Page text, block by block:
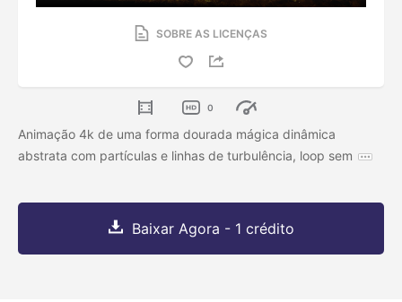
SOBRE AS LICENÇAS
0
Animação 4k de uma forma dourada mágica dinâmica
abstrata com partículas e linhas de turbulência, loop sem
Baixar Agora - 1 crédito